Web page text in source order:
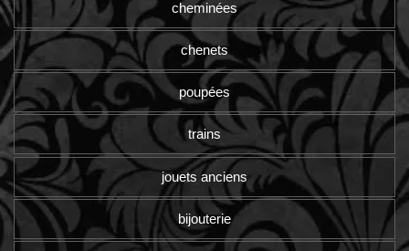
cheminées
chenets
poupées
trains
jouets anciens
bijouterie